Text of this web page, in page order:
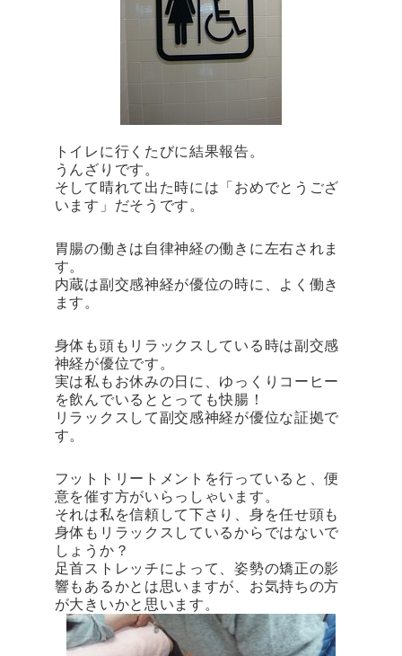
トイレに行くたびに結果報告。
うんざりです。
そして晴れて出た時には「おめでとうござ
います」だそうです。
胃腸の働きは自律神経の働きに左右されま
す。
内蔵は副交感神経が優位の時に、よく働き
ます。
身体も頭もリラックスしている時は副交感
神経が優位です。
実は私もお休みの日に、ゆっくりコーヒー
を飲んでいるととっても快腸！
リラックスして副交感神経が優位な証拠で
す。
フットトリートメントを行っていると、便
意を催す方がいらっしゃいます。
それは私を信頼して下さり、身を任せ頭も
身体もリラックスしているからではないで
しょうか？
足首ストレッチによって、姿勢の矯正の影
響もあるかとは思いますが、お気持ちの方
が大きいかと思います。